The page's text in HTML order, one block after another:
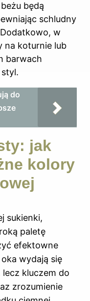
będą
schludny
w
na koturnie lub
barwach
do
jak
kolory
sukienki,
paletę
efektowne
wydają się
lecz kluczem do
zrozumienie